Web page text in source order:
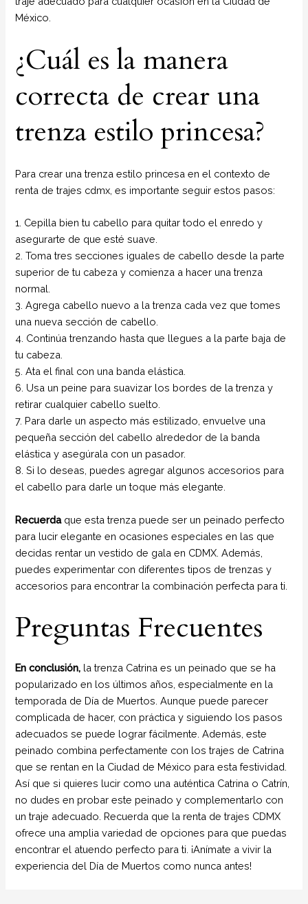
México.
¿Cuál es la manera
correcta de crear una
trenza estilo princesa?
Para crear una trenza estilo princesa en el contexto de
renta de trajes cdmx, es importante seguir estos pasos:
1. Cepilla bien tu cabello para quitar todo el enredo y
asegurarte de que esté suave.
2. Toma tres secciones iguales de cabello desde la parte
superior de tu cabeza y comienza a hacer una trenza
normal.
3. Agrega cabello nuevo a la trenza cada vez que tomes
una nueva sección de cabello.
4. Continúa trenzando hasta que llegues a la parte baja de
tu cabeza.
5. Ata el final con una banda elástica.
6. Usa un peine para suavizar los bordes de la trenza y
retirar cualquier cabello suelto.
7. Para darle un aspecto más estilizado, envuelve una
pequeña sección del cabello alrededor de la banda
elástica y asegúrala con un pasador.
8. Si lo deseas, puedes agregar algunos accesorios para
el cabello para darle un toque más elegante.
Recuerdaque esta trenza puede ser un peinado perfecto
para lucir elegante en ocasiones especiales en las que
decidas rentar un vestido de gala en CDMX. Además,
puedes experimentar con diferentes tipos de trenzas y
accesorios para encontrar la combinación perfecta para ti.
Preguntas Frecuentes
En conclusión, la trenza Catrina es un peinado que se ha
popularizado en los últimos años, especialmente en la
temporada de Día de Muertos. Aunque puede parecer
complicada de hacer, con práctica y siguiendo los pasos
adecuados se puede lograr fácilmente. Además, este
peinado combina perfectamente con los trajes de Catrina
que se rentan en la Ciudad de México para esta festividad.
Así que si quieres lucir como una auténtica Catrina o Catrín,
no dudes en probar este peinado y complementarlo con
un traje adecuado. Recuerda que la renta de trajes CDMX
ofrece una amplia variedad de opciones para que puedas
encontrar el atuendo perfecto para ti. ¡Anímate a vivir la
experiencia del Día de Muertos como nunca antes!